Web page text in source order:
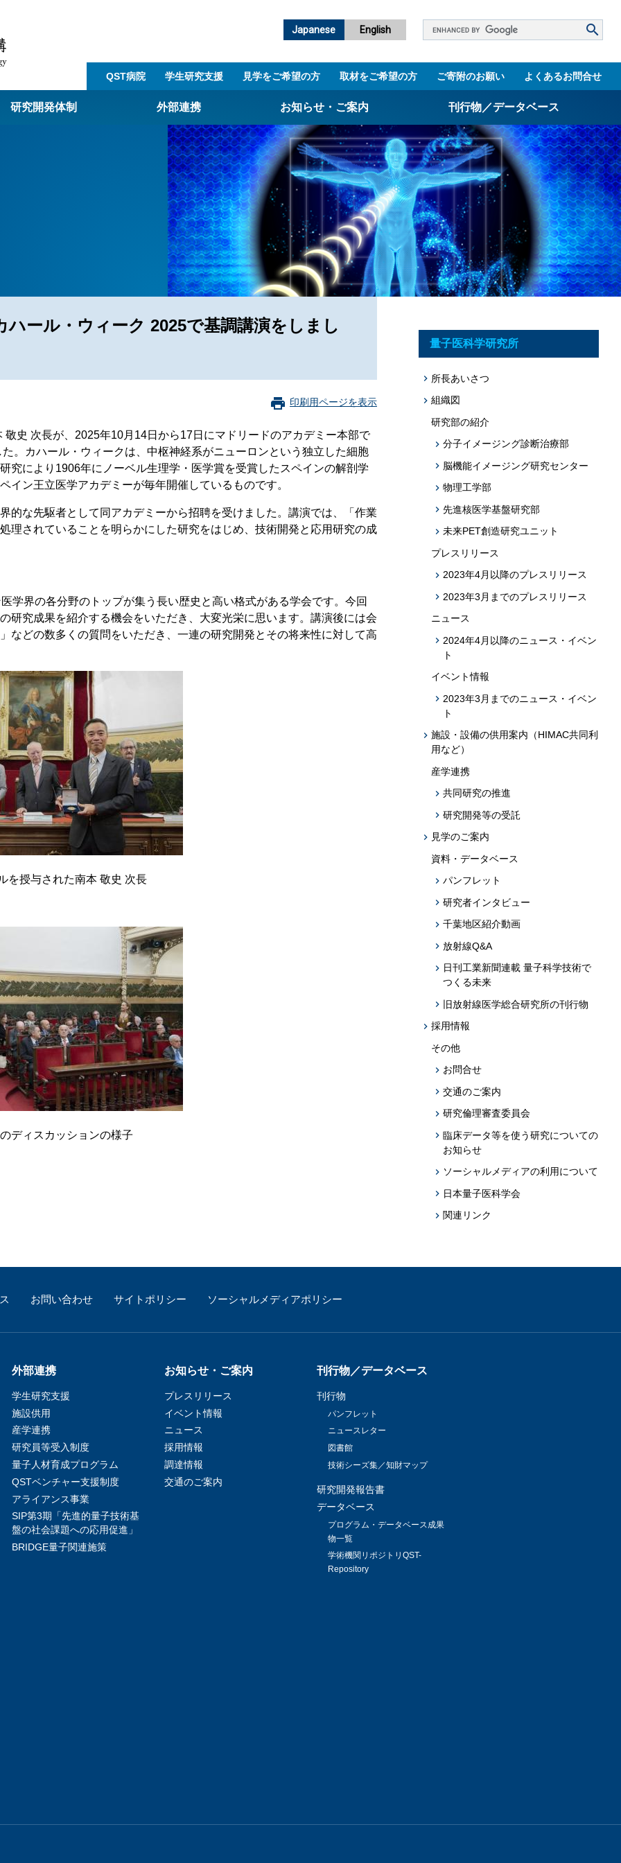
Japanese English
Google
ス
索
QST病院 学生研究支援​ 見学をご希望の方 取材をご希望の方 ご寄附のお願い よくあるお問合せ
づく情報公開
研究開発体制 外部連携
アライアンス事業
SIP第3期「先進的量子技術基盤の社会課題への応用促
進」
お知らせ・ご案内 刊行物／データベース
パンフレット
ニュースレター
設立5周年誌
図書館
技術シーズ集／知財マップ
プログラム・データベース成果物一覧
ール・ウィーク 2025で基調講演をしまし
印刷用ページを表示
史 次長が、2025年10月14日から17日にマドリードのアカデミー本部で
。カハール・ウィークは、中枢神経系がニューロンという独立した細胞
究により1906年にノーベル生理学・医学賞を受賞したスペインの解剖学
ン王立医学アカデミーが毎年開催しているものです。
的な先駆者として同アカデミーから招聘を受けました。講演では、「作業
理されていることを明らかにした研究をはじめ、技術開発と応用研究の成
学界の各分野のトップが集う長い歴史と高い格式がある学会です。今回
研究成果を紹介する機会をいただき、大変光栄に思います。講演後には会
などの数多くの質問をいただき、一連の研究開発とその将来性に対して高
を授与された南本 敬史 次長
ディスカッションの様子
量子医科学研究所
所長あいさつ
組織図
研究部の紹介
分子イメージング診断治療部
脳機能イメージング研究センター
物理工学部
先進核医学基盤研究部
未来PET創造研究ユニット
プレスリリース
2023年4月以降のプレスリリース
2023年3月までのプレスリリース
ニュース
2024年4月以降のニュース・イベン
ト
イベント情報
2023年3月までのニュース・イベン
ト
施設・設備の供用案内（HIMAC共同利
用など）
産学連携
共同研究の推進
研究開発等の受託
見学のご案内
資料・データベース
パンフレット
研究者インタビュー
千葉地区紹介動画
放射線Q&A
日刊工業新聞連載 量子科学技術で
つくる未来
旧放射線医学総合研究所の刊行物
採用情報
その他
お問合せ
交通のご案内
研究倫理審査委員会
臨床データ等を使う研究についての
お知らせ
ソーシャルメディアの利用について
日本量子医科学会
関連リンク
お問い合わせ サイトポリシー ソーシャルメディアポリシー
外部連携
学生研究支援​
施設供用
産学連携
研究員等受入制度
量子人材育成プログラム
QSTベンチャー支援制度
アライアンス事業
SIP第3期「先進的量子技術基
盤の社会課題への応用促進」
BRIDGE量子関連施策
お知らせ・ご案内
プレスリリース
イベント情報
ニュース
採用情報
調達情報
交通のご案内
刊行物／データベース
刊行物
パンフレット
ニュースレター
図書館
技術シーズ集／知財マップ
研究開発報告書
データベース
プログラム・データベース成果
物一覧
学術機関リポジトリQST-
Repository